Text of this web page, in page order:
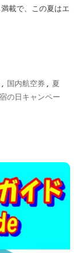
載で、この夏はエ
, 国内航空券 , 夏
宿の日キャンペー